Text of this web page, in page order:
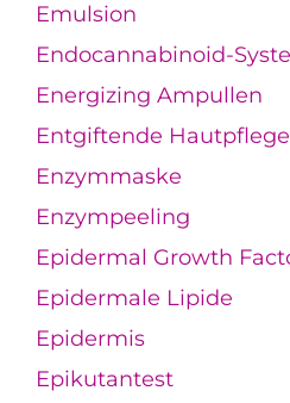
Emulsion
Endocannabinoid-
Energizing Ampullen
Entgiftende Hautpflege
Enzymmaske
Enzympeeling
Epidermal Growth
Epidermale Lipide
Epidermis
Epikutantest